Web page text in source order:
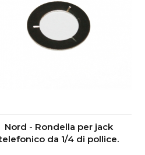
Nord - Rondella per jack
da 1/4 di pollice.